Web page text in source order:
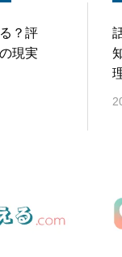
？評
現実